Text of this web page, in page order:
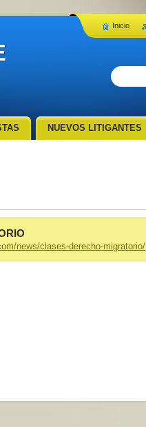
news/clases-derecho-migratorio/
NUEVOS LITIGANTES
Inicio